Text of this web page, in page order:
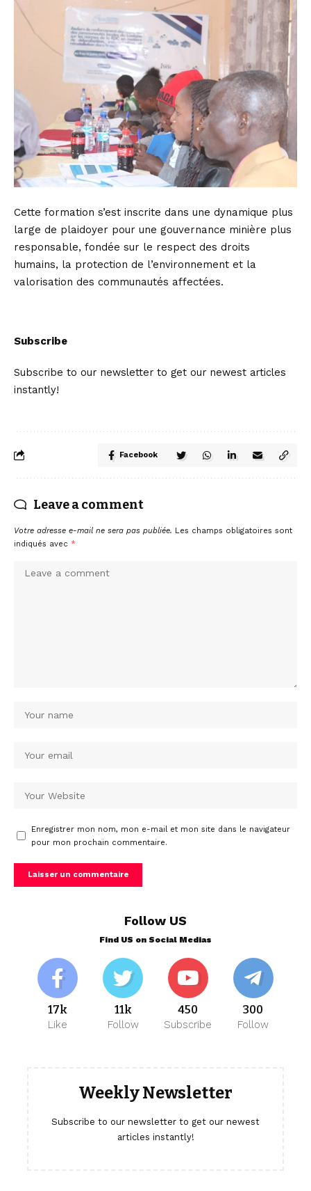
Cette formation s’est inscrite dans une dynamique plus
large de plaidoyer pour une gouvernance minière plus
responsable, fondée sur le respect des droits
humains, la protection de l’environnement et la
valorisation des communautés affectées.
Subscribe
Subscribe to our newsletter to get our newest articles
instantly!
Facebook
Leave a comment
Votre adresse e-mail ne sera pas publiée. Les champs obligatoires sont
indiqués avec *
Enregistrer mon nom, mon e-mail et mon site dans le navigateur
pour mon prochain commentaire.
Follow US
Find US on Social Medias
17k
Like
11k
Follow
450
Subscribe
300
Follow
Weekly Newsletter
Subscribe to our newsletter to get our newest
articles instantly!